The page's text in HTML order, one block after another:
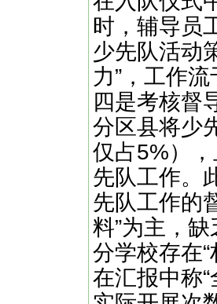
时，辅导员
少先队活动
力”，工作流
四是考核督
分区县将少
仅占5%）
先队工作。
先队工作的
料”为主，
分学校存在
在汇报中称